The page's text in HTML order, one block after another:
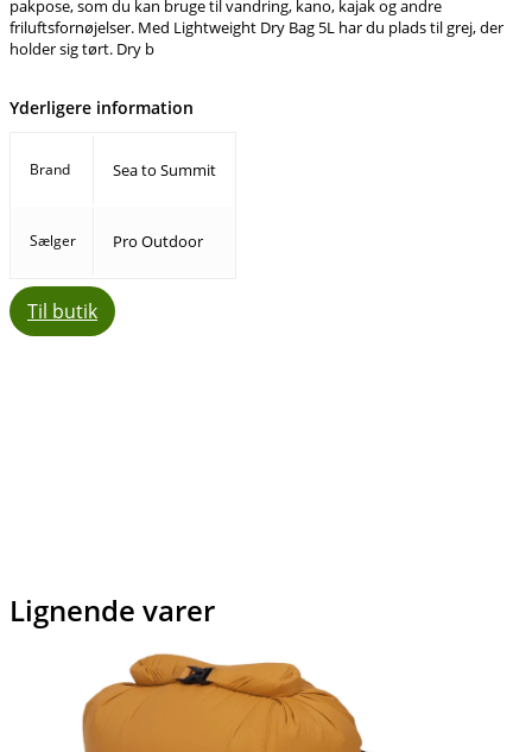
pakpose, som du kan bruge til vandring, kano, kajak og andre
friluftsfornøjelser. Med Lightweight Dry Bag 5L har du plads til grej, der
holder sig tørt. Dry b
Yderligere information
Brand Sea to Summit
Sælger Pro Outdoor
Til butik
Lignende varer